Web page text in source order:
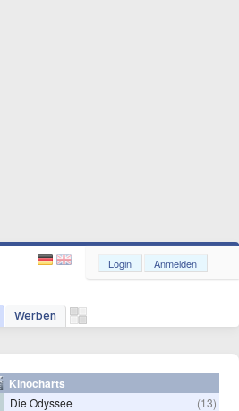
Werben
Login Anmelden
Kinocharts
Die Odyssee
(13)